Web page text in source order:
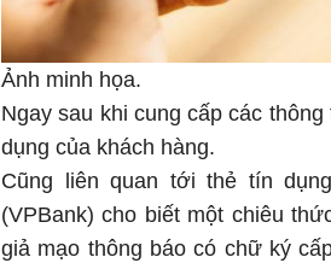
Ảnh minh họa.
Ngay sau khi cung cấp các
dụng của khách hàng.
Cũng liên quan tới thẻ tín
(VPBank) cho biết một chiêu
giả mạo thông báo có chữ ký